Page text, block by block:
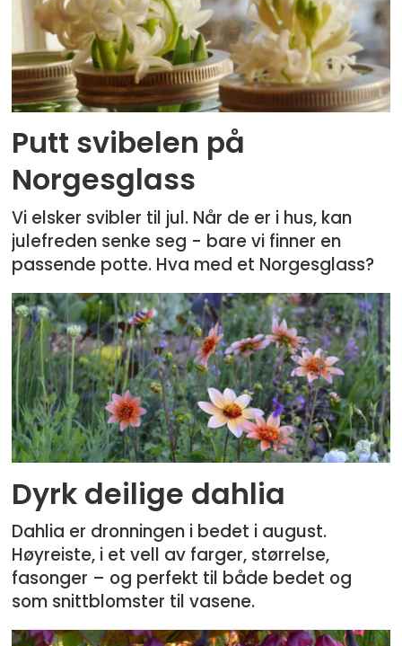
Putt svibelen på
Norgesglass
Vi elsker svibler til jul. Når de er i hus, kan
julefreden senke seg - bare vi finner en
passende potte. Hva med et Norgesglass?
Dyrk deilige dahlia
Dahlia er dronningen i bedet i august.
Høyreiste, i et vell av farger, størrelse,
fasonger – og perfekt til både bedet og
som snittblomster til vasene.